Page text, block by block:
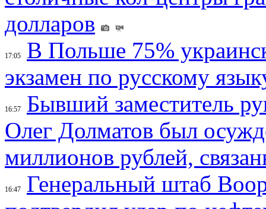
долларов
17:05
В Польше 75%
экзамен по русскому
16:57
Бывший заместитель
Олег Долматов был
миллионов рублей,
16:47
Генеральный штаб